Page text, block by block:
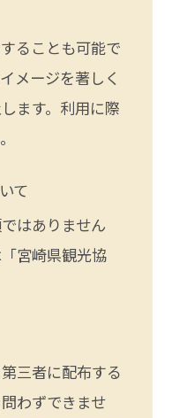
ることも可能で
メージを著しく
ます。利用に際
て
はありません
宮崎県観光協
三者に配布する
わずできませ